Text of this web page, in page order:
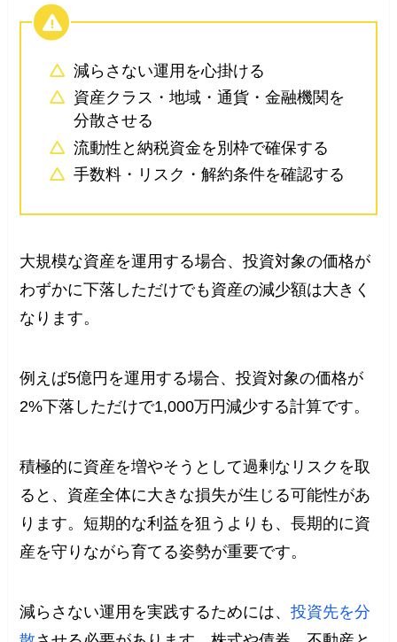
減らさない運用を心掛ける
資産クラス・地域・通貨・金融機関を
分散させる
流動性と納税資金を別枠で確保する
手数料・リスク・解約条件を確認する
大規模な資産を運用する場合、投資対象の価格が
わずかに下落しただけでも資産の減少額は大きく
なります。
例えば5億円を運用する場合、投資対象の価格が
2%下落しただけで1,000万円減少する計算です。
積極的に資産を増やそうとして過剰なリスクを取
ると、資産全体に大きな損失が生じる可能性があ
ります。短期的な利益を狙うよりも、長期的に資
産を守りながら育てる姿勢が重要です。
減らさない運用を実践するためには、投資先を分